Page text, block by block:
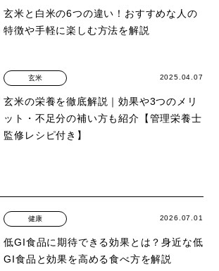
玄米と白米の6つの違い！おすすめな人の
特徴や手軽に楽しむ方法を解説
玄米 2025.04.07
玄米の栄養を徹底解説｜効果や3つのメリ
ット・不足分の補い方も紹介【管理栄養士
監修レシピ付き】
健康 2026.07.01
低GI食品に期待できる効果とは？身近な低
GI食品と効果を高める食べ方を解説